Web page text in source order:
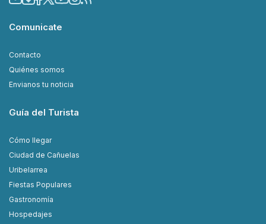
Comunicate
Contacto
Quiénes somos
Envianos tu noticia
Guía del Turista
Cómo llegar
Ciudad de Cañuelas
Uribelarrea
Fiestas Populares
Gastronomía
Hospedajes